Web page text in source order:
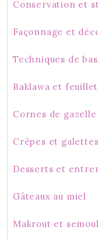
Conservation et
Façonnage et
Techniques de
Baklawa et
Cornes de
Crêpes et galettes
Desserts et
Gâteaux au miel
Makrout et